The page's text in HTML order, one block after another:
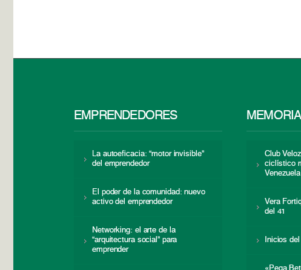
EMPRENDEDORES
La autoeficacia: “motor invisible”
del emprendedor
El poder de la comunidad: nuevo
activo del emprendedor
Networking: el arte de la
“arquitectura social” para
emprender
Club
ciclístico
Venezuela
Vera
del 41
Inicios
«Pega